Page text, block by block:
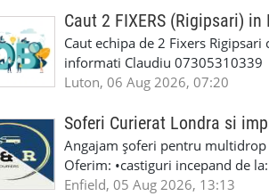
Reparam orice tip de masina
Masina de Drum Lung. ✅
Detailing Auto Interior/Exterior.
WhatsApp Text https://wa.link/
6HB
#AtelierAutoLondra
#RomanianGarageRepair
#RomanianMechanic
#MecaniciProfesionistiLondra
seriozitate.Multumesc anticipat.
Caut 2 FIXERS (Rigipsari) in
Caut echipa de 2 Fixers
informati Claudiu 07305310339
Luton, 06 Aug 2026, 07:20
Soferi Curierat Londra si
Angajam șoferi pentru
Oferim: •castiguri incepand de
pentru cei platitori de VAT si
Enfield, 05 Aug 2026, 13:13